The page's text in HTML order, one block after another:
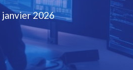
janvier 2026